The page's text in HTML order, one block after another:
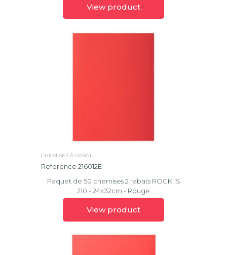
View product
CHEMISES À RABAT
Reference 216012E
Paquet de 50 chemises 2 rabats ROCK''S
210 - 24x32cm - Rouge
View product